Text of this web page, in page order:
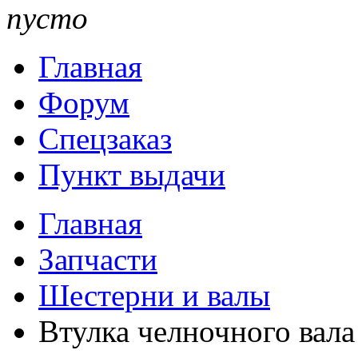
пусто
Главная
Форум
Спецзаказ
Пункт выдачи
Главная
Запчасти
Шестерни и валы
Втулка челночного